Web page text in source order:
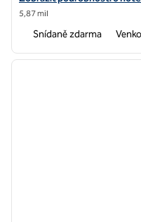
5,87 mil
Snídaně zdarma
1 z 12